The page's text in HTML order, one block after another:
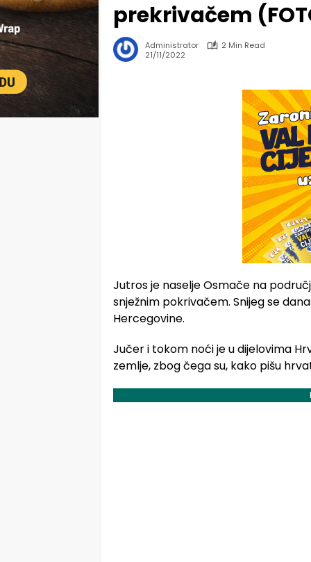
prekrivačem
Administrator
2 Min Read
21/11/2022
Jutros je naselje Osmače na
snježnim pokrivačem. Snijeg se
Hercegovine.
Jučer i tokom noći je u dijelovima
zemlje, zbog čega su, kako pišu